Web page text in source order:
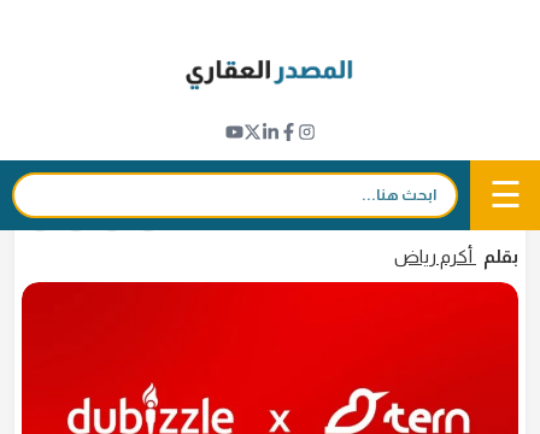
☰ بحث:
التكنولوجيا العقارية (بروبتك)
ما هي منصة مكافآت الإيجار في الإمارات "تيرن"
التي استثمرت فيها مجموعة "دوبيزل"
17 يونيو 2026 - 12:32 f
𝕏
in
بقلم أكرم رياض